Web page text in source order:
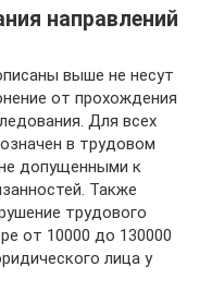
направлений
выше не несут
от прохождения
Для всех
в трудовом
допущенными к
Также
трудового
от 10000 до 130000
лица у